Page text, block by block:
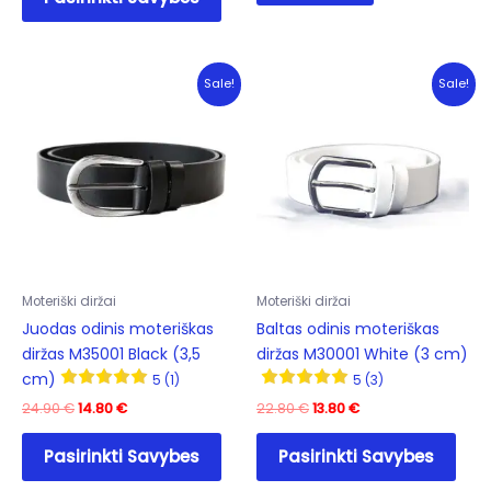
has
variants.
The
may
be
chosen
page
Sale!
Moteriški diržai
Juodas odinis moteriškas
diržas M35001 Black (3,5
cm)
5 (1)
24.90€Original
24.90 €.
14.80€Current
14.80 €.
Pasirinkti Savybes
This
product
has
Sale!
Moteriški diržai
Baltas odinis moteriškas
diržas M30001 White (3 cm)
5 (3)
22.80€Original
22.80 €.
13.80€Current
13.80 €.
Pasirinkti Savybes
This
has